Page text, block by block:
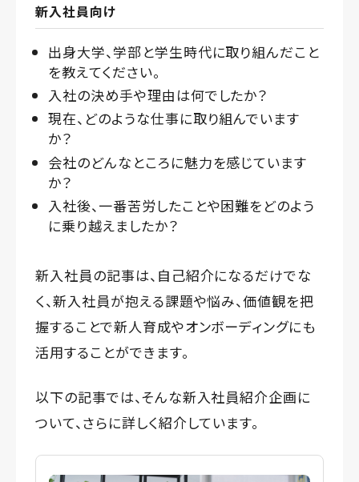
新入社員向け
出身大学、学部と学生時代に取り組んだこと
を教えてください。
入社の決め手や理由は何でしたか？
現在、どのような仕事に取り組んでいます
か？
会社のどんなところに魅力を感じています
か？
入社後、一番苦労したことや困難をどのよう
に乗り越えましたか？
新入社員の記事は、自己紹介になるだけでな
く、新入社員が抱える課題や悩み、価値観を把
握することで新人育成やオンボーディングにも
活用することができます。
以下の記事では、そんな新入社員紹介企画に
ついて、さらに詳しく紹介しています。